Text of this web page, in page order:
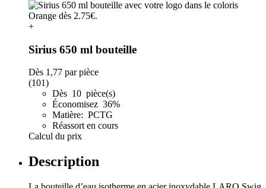
+
Sirius 650 ml bouteille
Dès 1,77 par pièce
(101)
Dès 10 pièce(s)
Économisez 36%
Matière: PCTG
Réassort en cours
Calcul du prix
Description